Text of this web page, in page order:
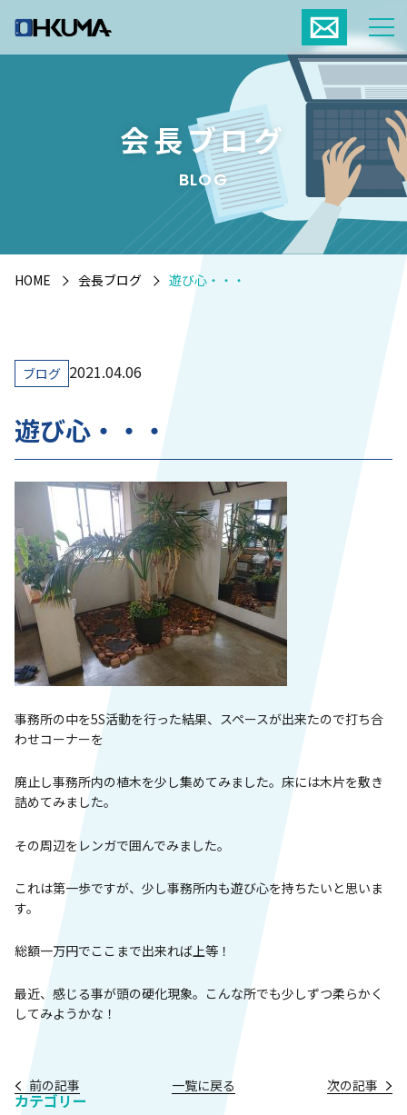
会長ブログ
BLOG
HOME 会長ブログ 遊び心・・・
ブログ 2021.04.06
遊び心・・・
事務所の中を5S活動を行った結果、スペースが出来たので打ち合
わせコーナーを
廃止し事務所内の植木を少し集めてみました。床には木片を敷き
詰めてみました。
その周辺をレンガで囲んでみました。
これは第一歩ですが、少し事務所内も遊び心を持ちたいと思いま
す。
総額一万円でここまで出来れば上等！
最近、感じる事が頭の硬化現象。こんな所でも少しずつ柔らかく
してみようかな！
前の記事 一覧に戻る 次の記事
カテゴリー